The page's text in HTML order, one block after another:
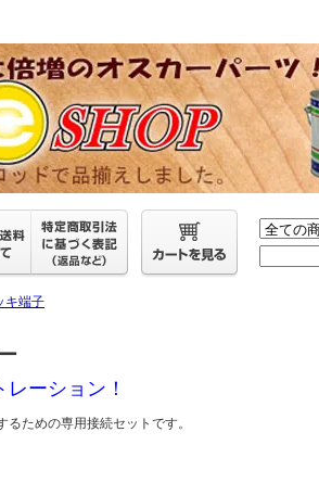
キ端子
ーション！
るための専用接続セットです。